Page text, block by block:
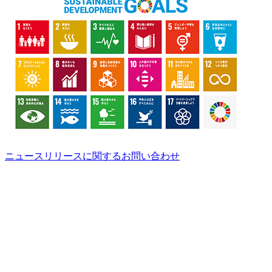
ニュースリリースに関するお問い合わせ